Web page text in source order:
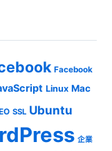
Facebook
Linux Mac
SSL Ubuntu
企業